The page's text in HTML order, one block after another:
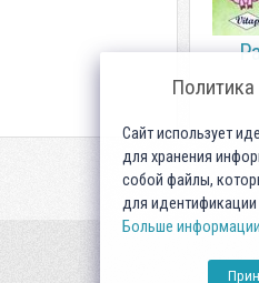
Сайт использует
для хранения
собой файлы,
для идентификации
Больше информации